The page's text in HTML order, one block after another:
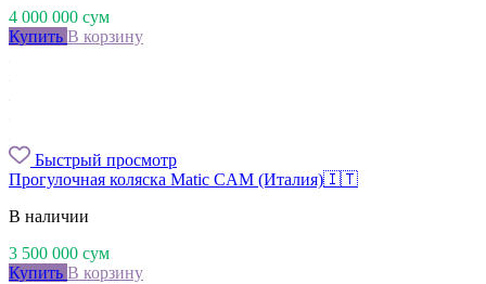
4 000 000 сум
Купить В корзину
Быстрый просмотр
Прогулочная коляска Matic CAM (Италия)🇮🇹
В наличии
3 500 000 сум
Купить В корзину